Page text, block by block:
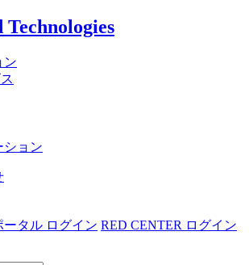
ン
ション
タル ログイン RED CENTER ログイン